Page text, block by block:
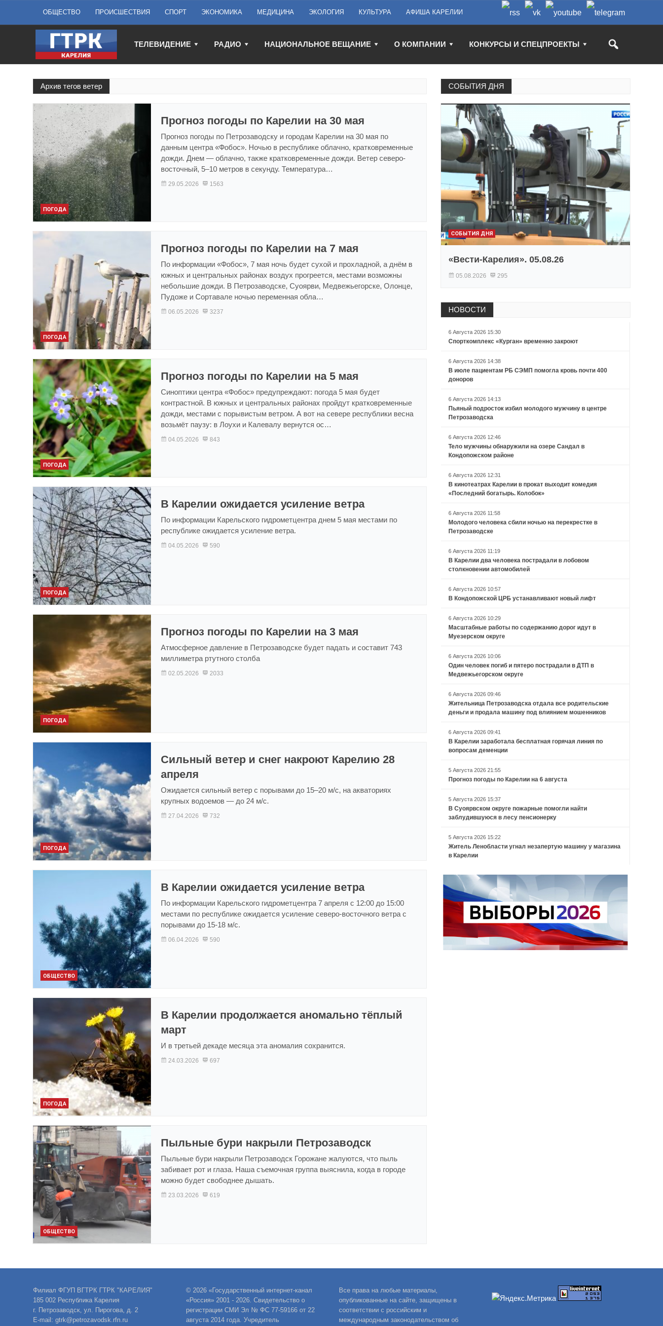
ОБЩЕСТВО ПРОИСШЕСТВИЯ СПОРТ ЭКОНОМИКА МЕДИЦИНА ЭКОЛОГИЯ КУЛЬТУРА АФИША КАРЕЛИИ
ТЕЛЕВИДЕНИЕ РАДИО НАЦИОНАЛЬНОЕ ВЕЩАНИЕ О КОМПАНИИ КОНКУРСЫ И СПЕЦПРОЕКТЫ
Архив тегов ветер
ПОГОДА
Прогноз погоды по Карелии на 30 мая
Прогноз погоды по Петрозаводску и городам Карелии на 30 мая по
данным центра «Фобос». Ночью в республике облачно, кратковременные
дожди. Днем — облачно, также кратковременные дожди. Ветер северо-
восточный, 5–10 метров в секунду. Температура…
29.05.2026 1563
ПОГОДА
Прогноз погоды по Карелии на 7 мая
По информации «Фобос», 7 мая ночь будет сухой и прохладной, а днём в
южных и центральных районах воздух прогреется, местами возможны
небольшие дожди. В Петрозаводске, Суоярви, Медвежьегорске, Олонце,
Пудоже и Сортавале ночью переменная обла…
06.05.2026 3237
ПОГОДА
Прогноз погоды по Карелии на 5 мая
Синоптики центра «Фобос» предупреждают: погода 5 мая будет
контрастной. В южных и центральных районах пройдут кратковременные
дожди, местами с порывистым ветром. А вот на севере республики весна
возьмёт паузу: в Лоухи и Калевалу вернутся ос…
04.05.2026 843
ПОГОДА
В Карелии ожидается усиление ветра
По информации Карельского гидрометцентра днем 5 мая местами по
республике ожидается усиление ветра.
04.05.2026 590
ПОГОДА
Прогноз погоды по Карелии на 3 мая
Атмосферное давление в Петрозаводске будет падать и составит 743
миллиметра ртутного столба
02.05.2026 2033
ПОГОДА
Сильный ветер и снег накроют Карелию 28
апреля
Ожидается сильный ветер с порывами до 15–20 м/с, на акваториях
крупных водоемов — до 24 м/с.
27.04.2026 732
ОБЩЕСТВО
В Карелии ожидается усиление ветра
По информации Карельского гидрометцентра 7 апреля с 12:00 до 15:00
местами по республике ожидается усиление северо-восточного ветра с
порывами до 15-18 м/с.
06.04.2026 590
ПОГОДА
В Карелии продолжается аномально тёплый
март
И в третьей декаде месяца эта аномалия сохранится.
24.03.2026 697
ОБЩЕСТВО
Пыльные бури накрыли Петрозаводск
Пыльные бури накрыли Петрозаводск Горожане жалуются, что пыль
забивает рот и глаза. Наша съемочная группа выяснила, когда в городе
можно будет свободнее дышать.
23.03.2026 619
СОБЫТИЯ ДНЯ
СОБЫТИЯ ДНЯ
«Вести-Карелия». 05.08.26
05.08.2026 295
НОВОСТИ
6 Августа 2026 15:30
Спорткомплекс «Курган» временно закроют
6 Августа 2026 14:38
В июле пациентам РБ СЭМП помогла кровь почти 400
доноров
6 Августа 2026 14:13
Пьяный подросток избил молодого мужчину в центре
Петрозаводска
6 Августа 2026 12:46
Тело мужчины обнаружили на озере Сандал в
Кондопожском районе
6 Августа 2026 12:31
В кинотеатрах Карелии в прокат выходит комедия
«Последний богатырь. Колобок»
6 Августа 2026 11:58
Молодого человека сбили ночью на перекрестке в
Петрозаводске
6 Августа 2026 11:19
В Карелии два человека пострадали в лобовом
столкновении автомобилей
6 Августа 2026 10:57
В Кондопожской ЦРБ устанавливают новый лифт
6 Августа 2026 10:29
Масштабные работы по содержанию дорог идут в
Муезерском округе
6 Августа 2026 10:06
Один человек погиб и пятеро пострадали в ДТП в
Медвежьегорском округе
6 Августа 2026 09:46
Жительница Петрозаводска отдала все родительские
деньги и продала машину под влиянием мошенников
6 Августа 2026 09:41
В Карелии заработала бесплатная горячая линия по
вопросам деменции
5 Августа 2026 21:55
Прогноз погоды по Карелии на 6 августа
5 Августа 2026 15:37
В Суоярвском округе пожарные помогли найти
заблудившуюся в лесу пенсионерку
5 Августа 2026 15:22
Житель Ленобласти угнал незапертую машину у магазина
в Карелии
Филиал ФГУП ВГТРК ГТРК "КАРЕЛИЯ"
185 002 Республика Карелия
г. Петрозаводск, ул. Пирогова, д. 2
E-mail: gtrk@petrozavodsk.rfn.ru
© 2026 «Государственный интернет-канал
«Россия» 2001 - 2026. Свидетельство о
регистрации СМИ Эл № ФС 77-59166 от 22
августа 2014 года. Учредитель
Все права на любые материалы,
опубликованные на сайте, защищены в
соответствии с российским и
международным законодательством об